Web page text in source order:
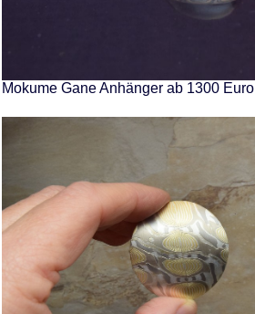
Mokume Gane Anhänger ab 1300 Euro